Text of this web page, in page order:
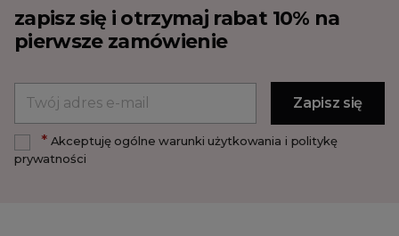
zapisz się i otrzymaj rabat 10% na
pierwsze zamówienie
*Akceptuję ogólne warunki użytkowania i politykę
prywatności